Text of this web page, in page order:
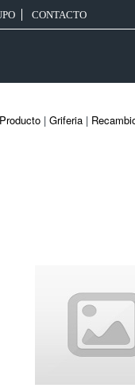
CONTACTO
Producto | Griferia |